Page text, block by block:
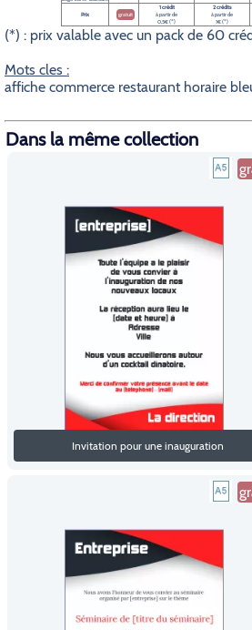
Prix gratuit
1 crédit
à partir de
0,5€ (*)
2 crédits
à partir de
1€ (*)
(*) : prix valable avec un pack de 60
Mots cles :
affiche commerce restaurant horaire
Dans la même collection
Invitation pour une inauguration